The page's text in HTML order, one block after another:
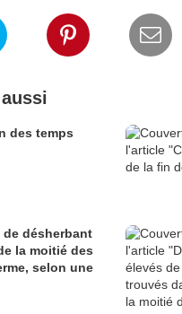
des temps
de désherbant
la moitié des
selon une